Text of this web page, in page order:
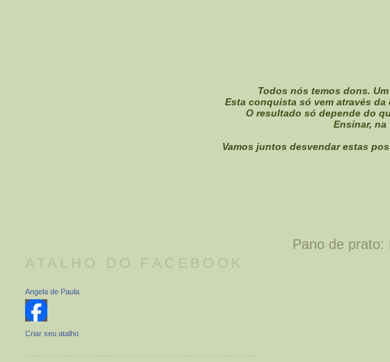
Todos nós temos dons.
Esta conquista só vem através
O resultado só depende do
Ensinar, na
Vamos juntos desvendar estas
Pano de prato:
ATALHO DO FACEBOOK
Angela de Paula
Criar seu atalho